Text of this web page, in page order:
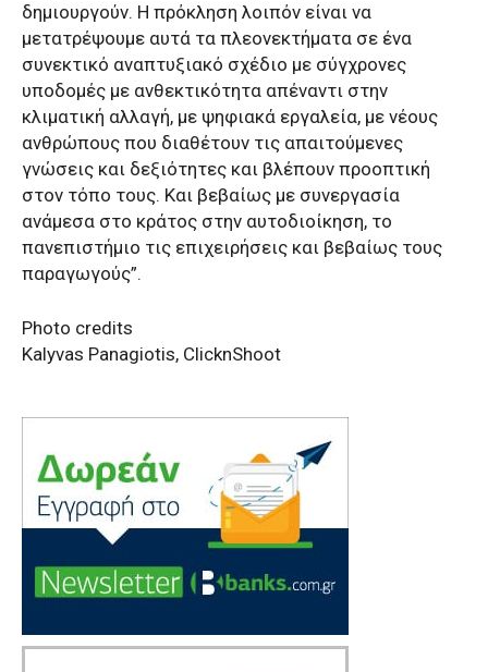
δημιουργούν. Η πρόκληση λοιπόν είναι να
μετατρέψουμε αυτά τα πλεονεκτήματα σε ένα
συνεκτικό αναπτυξιακό σχέδιο με σύγχρονες
υποδομές με ανθεκτικότητα απέναντι στην
κλιματική αλλαγή, με ψηφιακά εργαλεία, με νέους
ανθρώπους που διαθέτουν τις απαιτούμενες
γνώσεις και δεξιότητες και βλέπουν προοπτική
στον τόπο τους. Και βεβαίως με συνεργασία
ανάμεσα στο κράτος στην αυτοδιοίκηση, το
πανεπιστήμιο τις επιχειρήσεις και βεβαίως τους
παραγωγούς”.
Photo credits
Kalyvas Panagiotis, ClicknShoot